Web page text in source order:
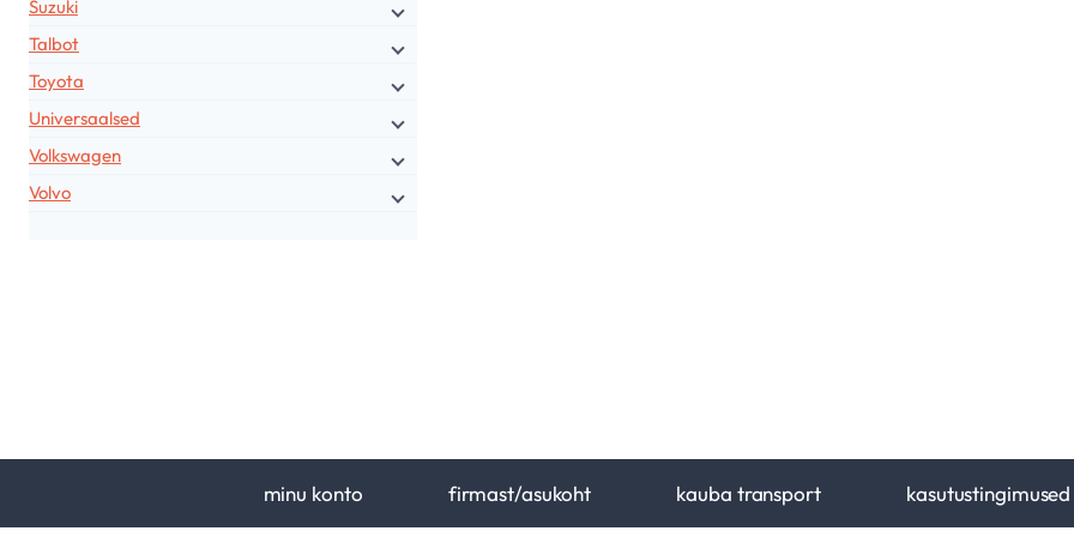
Suzuki
Talbot
Toyota
Universaalsed
Volkswagen
Volvo
minu konto firmast/asukoht kauba transport kasutustingimused